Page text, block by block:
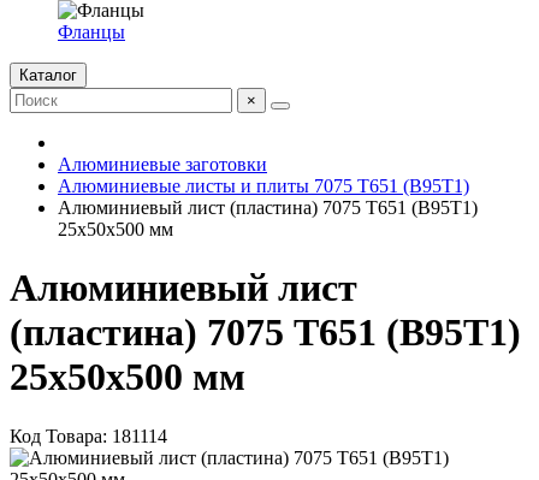
Фланцы
Каталог
×
Алюминиевые заготовки
Алюминиевые листы и плиты 7075 Т651 (В95Т1)
Алюминиевый лист (пластина) 7075 Т651 (В95Т1)
25х50х500 мм
Алюминиевый лист
(пластина) 7075 Т651 (В95Т1)
25х50х500 мм
Код Товара: 181114